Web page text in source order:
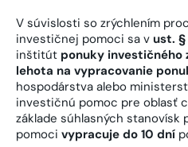
V súvislosti so zrýchlením
investičnej pomoci sa v ust. §
inštitút ponuky investičného
lehota na vypracovanie
hospodárstva alebo
investičnú pomoc pre oblasť
základe súhlasných
pomoci vypracuje do 10 dní